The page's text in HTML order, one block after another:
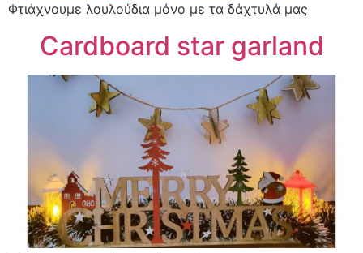
Φτιάχνουμε λουλούδια μόνο με τα δάχτυλά μας
Cardboard star garland